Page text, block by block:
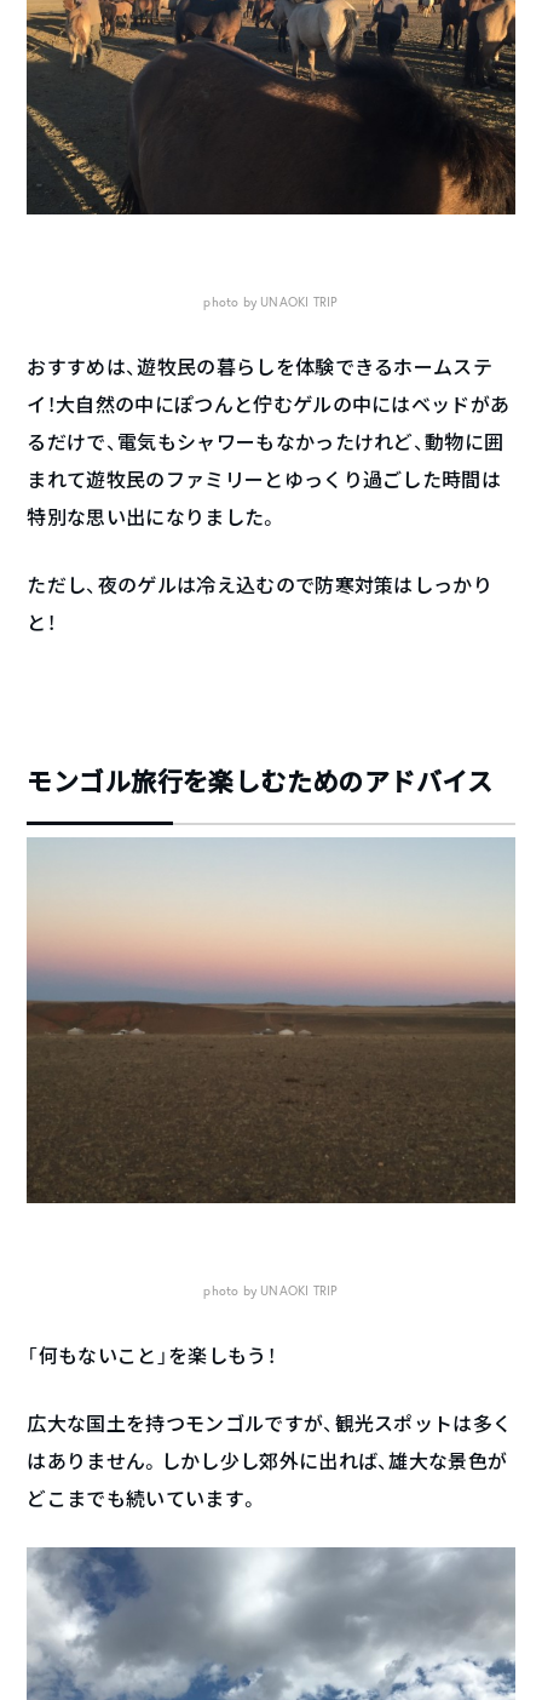
photo by UNAOKI TRIP
おすすめは、遊牧民の暮らしを体験できるホームステ
イ！大自然の中にぽつんと佇むゲルの中にはベッドがあ
るだけで、電気もシャワーもなかったけれど、動物に囲
まれて遊牧民のファミリーとゆっくり過ごした時間は
特別な思い出になりました。
ただし、夜のゲルは冷え込むので防寒対策はしっかり
と！
モンゴル旅行を楽しむためのアドバイス
photo by UNAOKI TRIP
「何もないこと」を楽しもう！
広大な国土を持つモンゴルですが、観光スポットは多く
はありません。しかし少し郊外に出れば、雄大な景色が
どこまでも続いています。